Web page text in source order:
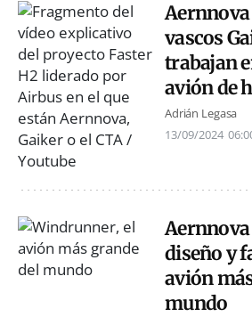
vascos
trabajan
avión de
Adrián Legasa
13/09/2024
Aernnova
diseño y
avión
mundo